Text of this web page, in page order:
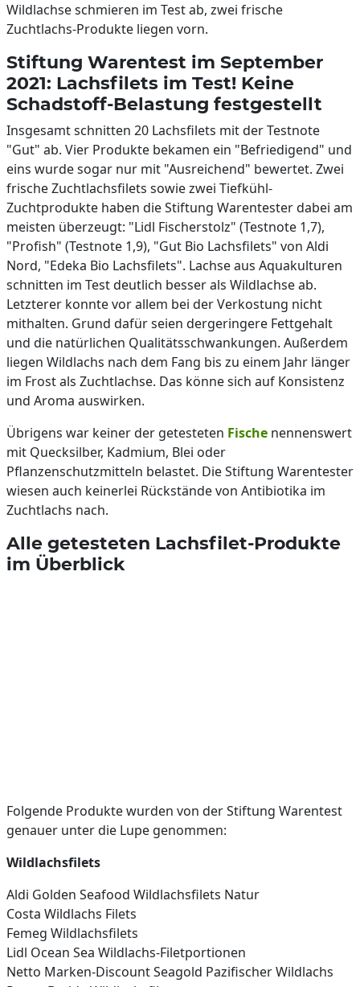
Wildlachse schmieren im Test ab, zwei frische
Zuchtlachs-Produkte liegen vorn.
Stiftung Warentest im September
2021: Lachsfilets im Test! Keine
Schadstoff-Belastung festgestellt
Insgesamt schnitten 20 Lachsfilets mit der Testnote
"Gut" ab. Vier Produkte bekamen ein "Befriedigend" und
eins wurde sogar nur mit "Ausreichend" bewertet. Zwei
frische Zuchtlachsfilets sowie zwei Tiefkühl-
Zuchtprodukte haben die Stiftung Warentester dabei am
meisten überzeugt: "Lidl Fischerstolz" (Testnote 1,7),
"Profish" (Testnote 1,9), "Gut Bio Lachsfilets" von Aldi
Nord, "Edeka Bio Lachsfilets". Lachse aus Aquakulturen
schnitten im Test deutlich besser als Wildlachse ab.
Letzterer konnte vor allem bei der Verkostung nicht
mithalten. Grund dafür seien dergeringere Fettgehalt
und die natürlichen Qualitätsschwankungen. Außerdem
liegen Wildlachs nach dem Fang bis zu einem Jahr länger
im Frost als Zuchtlachse. Das könne sich auf Konsistenz
und Aroma auswirken.
Übrigens war keiner der getesteten Fische nennenswert
mit Quecksilber, Kadmium, Blei oder
Pflanzenschutzmitteln belastet. Die Stiftung Warentester
wiesen auch keinerlei Rückstände von Antibiotika im
Zuchtlachs nach.
Alle getesteten Lachsfilet-Produkte
im Überblick
Folgende Produkte wurden von der Stiftung Warentest
genauer unter die Lupe genommen:
Wildlachsfilets
Aldi Golden Seafood Wildlachsfilets Natur
Costa Wildlachs Filets
Femeg Wildlachsfilets
Lidl Ocean Sea Wildlachs-Filetportionen
Netto Marken-Discount Seagold Pazifischer Wildlachs